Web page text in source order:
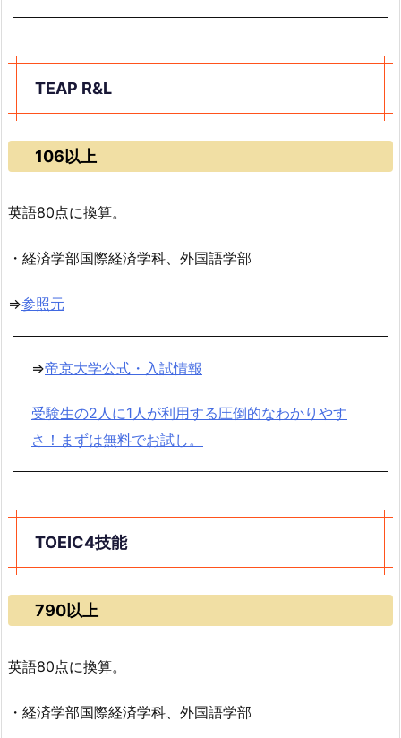
TEAP R&L
106以上
英語80点に換算。
・経済学部国際経済学科、外国語学部
⇒参照元
⇒帝京大学公式・入試情報
受験生の2人に1人が利用する圧倒的なわかりやす
さ！まずは無料でお試し。
TOEIC4技能
790以上
英語80点に換算。
・経済学部国際経済学科、外国語学部